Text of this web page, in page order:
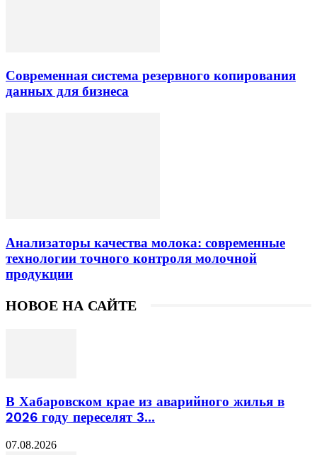
Современная система резервного копирования
данных для бизнеса
Анализаторы качества молока: современные
технологии точного контроля молочной
продукции
НОВОЕ НА САЙТЕ
В Хабаровском крае из аварийного жилья в
2026 году переселят 3...
07.08.2026